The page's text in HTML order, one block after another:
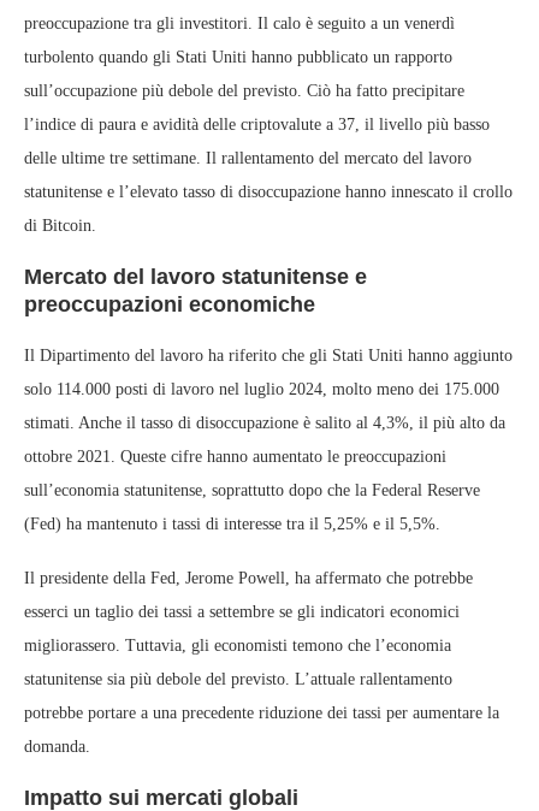
preoccupazione tra gli investitori. Il calo è seguito a un venerdì
turbolento quando gli Stati Uniti hanno pubblicato un rapporto
sull’occupazione più debole del previsto. Ciò ha fatto precipitare
l’indice di paura e avidità delle criptovalute a 37, il livello più basso
delle ultime tre settimane. Il rallentamento del mercato del lavoro
statunitense e l’elevato tasso di disoccupazione hanno innescato il crollo
di Bitcoin.
Mercato del lavoro statunitense e
preoccupazioni economiche
Il Dipartimento del lavoro ha riferito che gli Stati Uniti hanno aggiunto
solo 114.000 posti di lavoro nel luglio 2024, molto meno dei 175.000
stimati. Anche il tasso di disoccupazione è salito al 4,3%, il più alto da
ottobre 2021. Queste cifre hanno aumentato le preoccupazioni
sull’economia statunitense, soprattutto dopo che la Federal Reserve
(Fed) ha mantenuto i tassi di interesse tra il 5,25% e il 5,5%.
Il presidente della Fed, Jerome Powell, ha affermato che potrebbe
esserci un taglio dei tassi a settembre se gli indicatori economici
migliorassero. Tuttavia, gli economisti temono che l’economia
statunitense sia più debole del previsto. L’attuale rallentamento
potrebbe portare a una precedente riduzione dei tassi per aumentare la
domanda.
Impatto sui mercati globali